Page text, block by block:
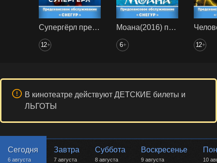
Супергёрл предс. обсл. Снегур
12+
Моана(2016) предс. обсл. Снегур
6+ 12+
В кинотеатре действуют ДЕТСКИЕ билеты и
ЛЬГОТЫ
Сегодня
6 августа
Завтра
7 августа
Суббота
8 августа
Воскресенье
9 августа 10